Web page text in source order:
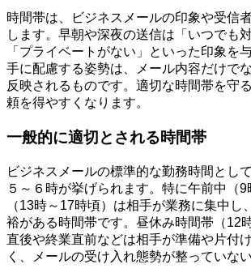
時間帯は、ビジネスメールの印象や受信
します。早朝や深夜の送信は「いつでも
「プライベートがない」といった印象を
手に配慮する姿勢は、メール内容だけで
反映されるものです。適切な時間帯を守
頼を得やすくなります。
一般的に適切とされる時間帯
ビジネスメールの標準的な勤務時間とし
５～６時が挙げられます。特に午前中（
（13時～17時頃）は相手が業務に集中し
裕がある時間帯です。昼休み時間帯（12
直後や終業直前などは相手が準備や片付
く、メールの受け入れ態勢が整っていな